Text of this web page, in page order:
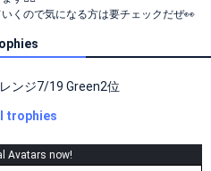
くので気になる方は要チェックだぜ👀
ンジ7/19 Green2位
trophies
Avatars now!